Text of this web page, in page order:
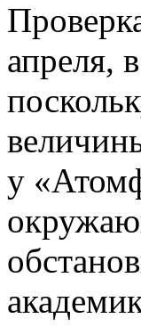
апреля,
у